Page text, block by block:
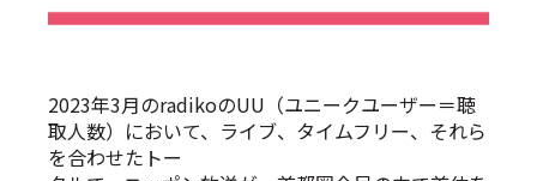
2023年3月のradikoのUU（ユニークユーザー＝聴
取人数）において、ライブ、タイムフリー、それら
を合わせたトー